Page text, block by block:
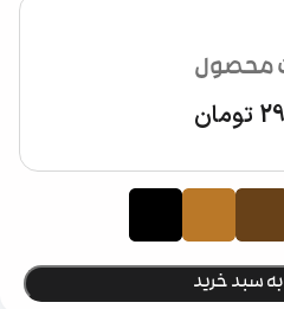
محصول
تومان
سبد خرید